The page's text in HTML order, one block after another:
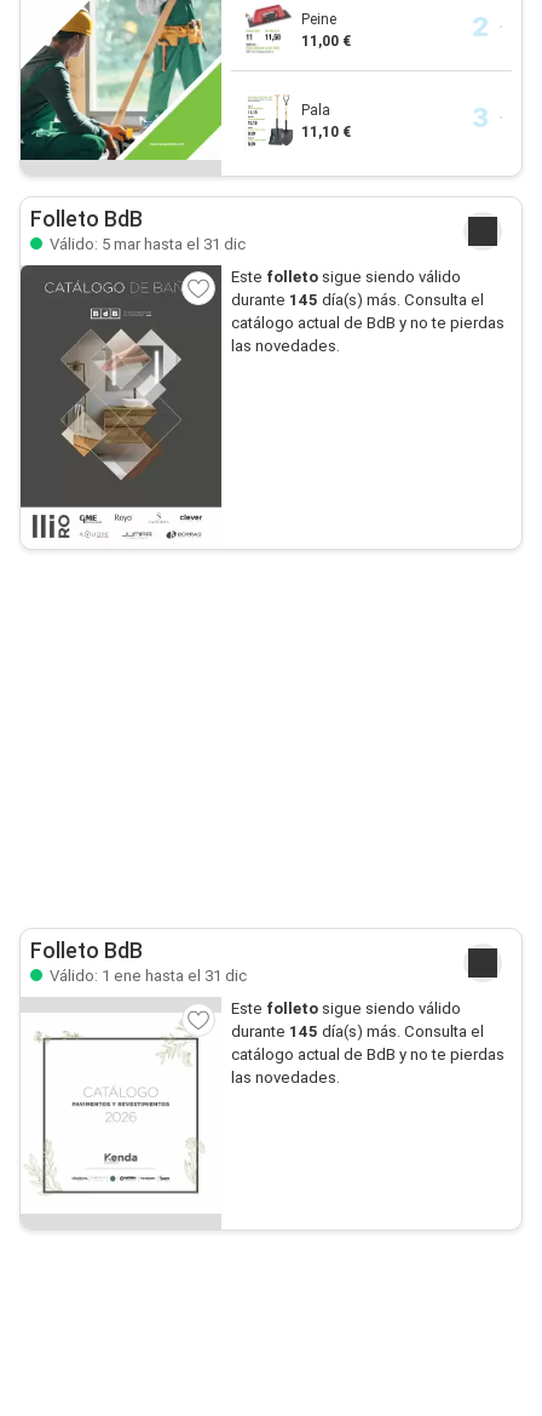
Peine
11,00 €
Pala
11,10 €
Folleto BdB
Válido: 5 mar hasta el 31 dic
Este folletosigue siendo válido
durante 145 día(s) más. Consulta el
catálogo actual de BdB y no te pierdas
las novedades.
Folleto BdB
Válido: 1 ene hasta el 31 dic
Este folletosigue siendo válido
durante 145 día(s) más. Consulta el
catálogo actual de BdB y no te pierdas
las novedades.